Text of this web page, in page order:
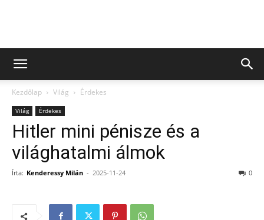
Kezdőlap Világ Érdekes
Világ Érdekes
Hitler mini pénisze és a
világhatalmi álmok
Írta: Kenderessy Milán - 2025-11-24 0